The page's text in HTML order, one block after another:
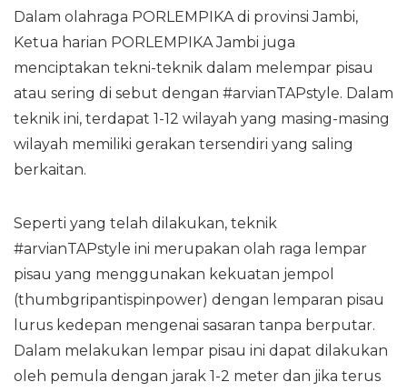
Dalam olahraga PORLEMPIKA di provinsi Jambi,
Ketua harian PORLEMPIKA Jambi juga
menciptakan tekni-teknik dalam melempar pisau
atau sering di sebut dengan #arvianTAPstyle. Dalam
teknik ini, terdapat 1-12 wilayah yang masing-masing
wilayah memiliki gerakan tersendiri yang saling
berkaitan.
Seperti yang telah dilakukan, teknik
#arvianTAPstyle ini merupakan olah raga lempar
pisau yang menggunakan kekuatan jempol
(thumbgripantispinpower) dengan lemparan pisau
lurus kedepan mengenai sasaran tanpa berputar.
Dalam melakukan lempar pisau ini dapat dilakukan
oleh pemula dengan jarak 1-2 meter dan jika terus